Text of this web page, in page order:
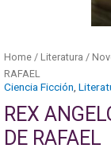
Home / Literatura /
RAFAEL
Ciencia Ficción
REX
DE RAFAEL